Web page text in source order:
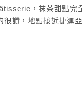
，抹茶甜點完
很讚，地點接近捷運